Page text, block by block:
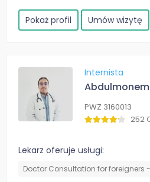
Pokaż profil Umów wizytę
Internista
PWZ 3160013
252
Lekarz oferuje usługi:
Doctor Consultation for foreigners -